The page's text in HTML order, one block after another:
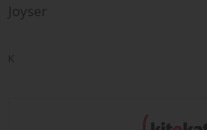
Joyser
K